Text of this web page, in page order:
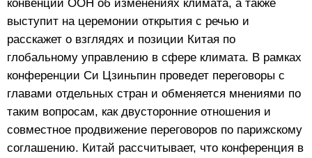
конвенции ООН об изменениях климата, а также
выступит на церемонии открытия с речью и
расскажет о взглядях и позиции Китая по
глобальному управлению в сфере климата. В рамках
конференции Си Цзиньпин проведет переговоры с
главами отдельных стран и обменяется мнениями по
таким вопросам, как двусторонние отношения и
совместное продвижение переговоров по парижскому
соглашению. Китай рассчитывает, что конференция в